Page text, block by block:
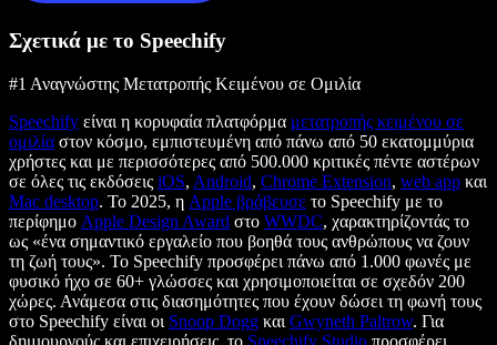
Σχετικά με το Speechify
#1 Αναγνώστης Μετατροπής Κειμένου σε Ομιλία
Speechify είναι η κορυφαία πλατφόρμα μετατροπής κειμένου σε
ομιλία στον κόσμο, εμπιστευμένη από πάνω από 50 εκατομμύρια
χρήστες και με περισσότερες από 500.000 κριτικές πέντε αστέρων
σε όλες τις εκδόσεις iOS, Android, Chrome Extension, web app και
Mac desktop. Το 2025, η Apple βράβευσε το Speechify με το
περίφημο Apple Design Award στο WWDC, χαρακτηρίζοντάς το
ως «ένα σημαντικό εργαλείο που βοηθά τους ανθρώπους να ζουν
τη ζωή τους». Το Speechify προσφέρει πάνω από 1.000 φωνές με
φυσικό ήχο σε 60+ γλώσσες και χρησιμοποιείται σε σχεδόν 200
χώρες. Ανάμεσα στις διασημότητες που έχουν δώσει τη φωνή τους
στο Speechify είναι οι Snoop Dogg και Gwyneth Paltrow. Για
δημιουργούς και επιχειρήσεις, το Speechify Studio προσφέρει